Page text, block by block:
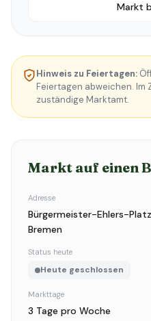
Markt
Hinweis zu Feiertagen:
Feiertagen abweichen. Im
zuständige Marktamt.
Markt auf einen
Adresse
Bürgermeister-Ehlers-
Bremen
Status heute
Heute geschlossen
Markttage
3 Tage pro Woche